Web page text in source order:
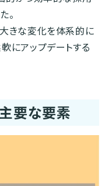
。
きな変化を体系的に
にアップデートする
要な要素